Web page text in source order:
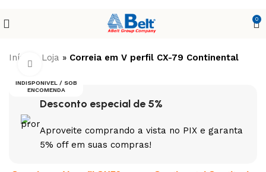
0
Início Loja » Correia em V perfil CX-79 Continental
INDISPONIVEL / SOB
ENCOMENDA
Clique para ampliar
Desconto especial de 5%
Aproveite comprando a vista no PIX e garanta
5% off em suas compras!